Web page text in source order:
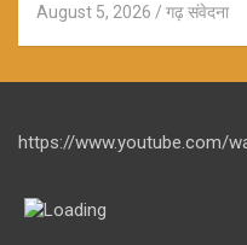
August 5, 2026 गढ़ संवेदना
https://www.youtube.com/